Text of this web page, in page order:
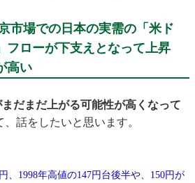
市場での日本の実需の「米ド
フローが下支えとなって上昇
高い
だまだ上がる可能性が高くなって
、話をしたいと思います。
、1998年高値の147円台後半や、150円が